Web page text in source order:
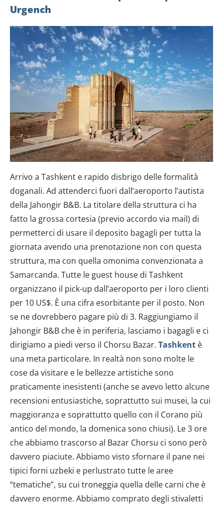
Utilizziamo i cookie per personalizzare contenuti ed
annunci, per fornire funzionalità dei social media e per
analizzare il nostro traffico. Condividiamo inoltre
informazioni sul modo in cui utilizzi il nostro sito con i
nostri partner che si occupano di analisi dei dati web,
pubblicità e social media, i quali potrebbero combinarle
con altre informazioni che hai fornito loro o che hanno
raccolto dal tuo utilizzo dei loro servizi.
Urgench
Arrivo a Tashkent e rapido disbrigo delle formalità
doganali. Ad attenderci fuori dall’aeroporto l’autista
della Jahongir B&B. La titolare della struttura ci ha
fatto la grossa cortesia (previo accordo via mail) di
permetterci di usare il deposito bagagli per tutta la
giornata avendo una prenotazione non con questa
struttura, ma con quella omonima convenzionata a
Samarcanda. Tutte le guest house di Tashkent
organizzano il pick-up dall’aeroporto per i loro clienti
per 10 US$. È una cifra esorbitante per il posto. Non
se ne dovrebbero pagare più di 3. Raggiungiamo il
Jahongir B&B che è in periferia, lasciamo i bagagli e ci
dirigiamo a piedi verso il Chorsu Bazar. Tashkent è
una meta particolare. In realtà non sono molte le
cose da visitare e le bellezze artistiche sono
praticamente inesistenti (anche se avevo letto alcune
recensioni entusiastiche, soprattutto sui musei, la cui
maggioranza e soprattutto quello con il Corano più
antico del mondo, la domenica sono chiusi). Le 3 ore
che abbiamo trascorso al Bazar Chorsu ci sono però
davvero piaciute. Abbiamo visto sfornare il pane nei
tipici forni uzbeki e perlustrato tutte le aree
“tematiche”, su cui troneggia quella delle carni che è
davvero enorme. Abbiamo comprato degli stivaletti